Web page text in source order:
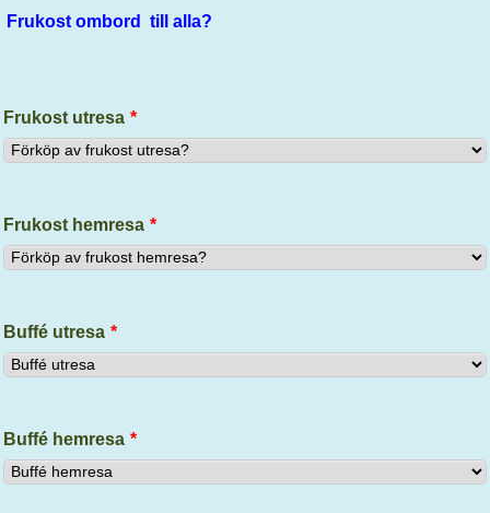
Frukost ombord till alla?
Frukost utresa *
Frukost hemresa *
Buffé utresa *
Buffé hemresa *